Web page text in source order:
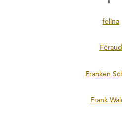
felina
Féraud
Franken
Frank